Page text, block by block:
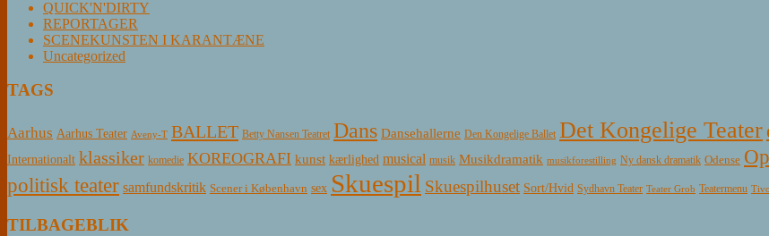
QUICK'N'DIRTY
REPORTAGER
SCENEKUNSTEN I KARANTÆNE
Uncategorized
TAGS
Aarhus Aarhus Teater Aveny-T BALLET Betty Nansen Teatret Dans Dansehallerne Den Kongelige Ballet Det Kongelige Teater
Internationalt klassiker komedie KOREOGRAFI kunst kærlighed musical musik Musikdramatik musikforestilling Ny dansk dramatik Odense
politisk teater samfundskritik Scener i København sex Skuespil Skuespilhuset Sort/Hvid Sydhavn Teater Teater Grob Teatermenu
TILBAGEBLIK